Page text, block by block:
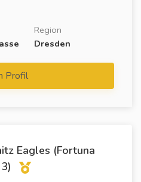
Region
Dresden
Profil
Eagles (Fortuna